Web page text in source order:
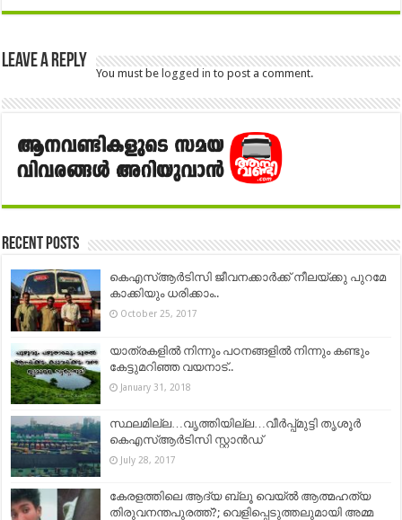
Leave a Reply
You must be logged in to post a comment.
Recent Posts
കെഎസ്ആർടിസി ജീവനക്കാർക്ക് നീലയ്ക്കു പുറമേ
കാക്കിയും ധരിക്കാം..
October 25, 2017
യാത്രകളിൽ നിന്നും പഠനങ്ങളിൽ നിന്നും കണ്ടും
കേട്ടുമറിഞ്ഞ വയനാട്..
January 31, 2018
സ്ഥലമില്ല…വൃത്തിയില്ല…വീര്‍പ്പ്മുട്ടി തൃശൂര്‍
കെഎസ്ആര്‍ടിസി സ്റ്റാന്‍ഡ്
July 28, 2017
കേരളത്തിലെ ആദ്യ ബ്ലൂ വെയ്ൽ ആത്മഹത്യ
തിരുവനന്തപുരത്ത്?; വെളിപ്പെടുത്തലുമായി അമ്മ